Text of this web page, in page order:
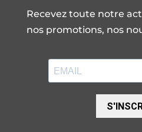
Recevez toute notre
nos promotions, nos